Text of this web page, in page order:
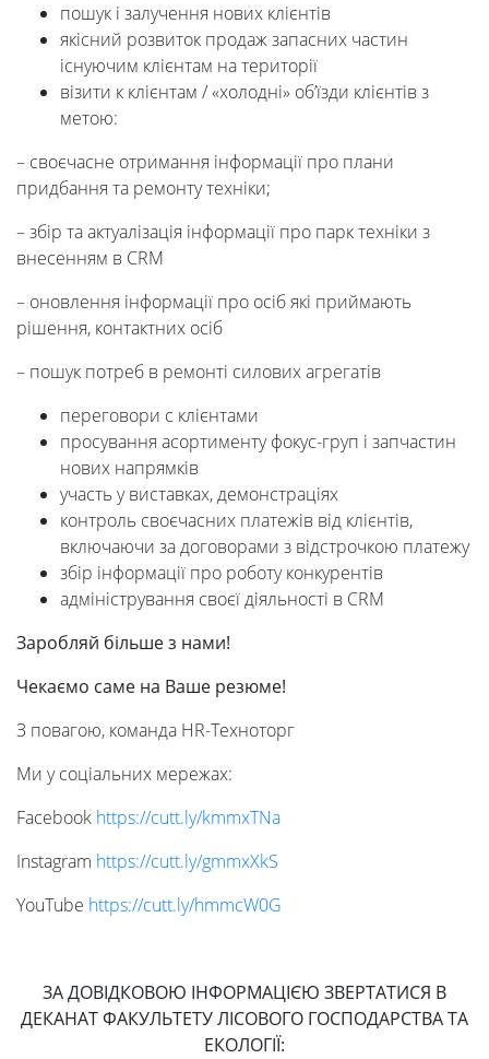
пошук і залучення нових клієнтів
якісний розвиток продаж запасних частин
існуючим клієнтам на території
візити к клієнтам / «холодні» об’їзди клієнтів з
метою:
– своєчасне отримання інформації про плани
придбання та ремонту техніки;
– збір та актуалізація інформації про парк техніки з
внесенням в CRM
– оновлення інформації про осіб які приймають
рішення, контактних осіб
– пошук потреб в ремонті силових агрегатів
переговори с клієнтами
просування асортименту фокус-груп і запчастин
нових напрямків
участь у виставках, демонстраціях
контроль своєчасних платежів від клієнтів,
включаючи за договорами з відстрочкою платежу
збір інформації про роботу конкурентів
адміністрування своєї діяльності в CRM
Заробляй більше з нами!
Чекаємо саме на Ваше резюме!
З повагою, команда HR-Техноторг
Ми у соціальних мережах:
Facebook https://cutt.ly/kmmxTNa
Instagram https://cutt.ly/gmmxXkS
YouTube https://cutt.ly/hmmcW0G
ЗА ДОВІДКОВОЮ ІНФОРМАЦІЄЮ ЗВЕРТАТИСЯ В
ДЕКАНАТ ФАКУЛЬТЕТУ ЛІСОВОГО ГОСПОДАРСТВА ТА
ЕКОЛОГІЇ: